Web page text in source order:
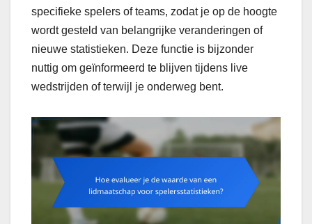
specifieke spelers of teams, zodat je op de hoogte
wordt gesteld van belangrijke veranderingen of
nieuwe statistieken. Deze functie is bijzonder
nuttig om geïnformeerd te blijven tijdens live
wedstrijden of terwijl je onderweg bent.